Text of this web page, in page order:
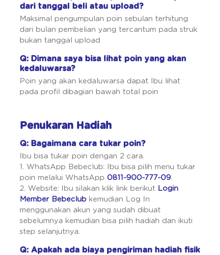
dari tanggal beli atau upload?
Maksimal pengumpulan poin sebulan terhitung
dari bulan pembelian yang tercantum pada struk
bukan tanggal upload
Q: Dimana saya bisa lihat poin yang akan
kedaluwarsa?
Poin yang akan kedaluwarsa dapat Ibu lihat
pada profil dibagian bawah total poin
Penukaran Hadiah
Q: Bagaimana cara tukar poin?
Ibu bisa tukar poin dengan 2 cara.
1. WhatsApp Bebeclub: Ibu bisa pilih menu tukar
poin melalui WhatsApp0811-900-777-09.
2. Website: Ibu silakan klik link berikut Login
Member Bebeclub kemudian Log In
menggunakan akun yang sudah dibuat
sebelumnya kemudian bisa pilih hadiah dan ikuti
step selanjutnya.
Q: Apakah ada biaya pengiriman hadiah fisik